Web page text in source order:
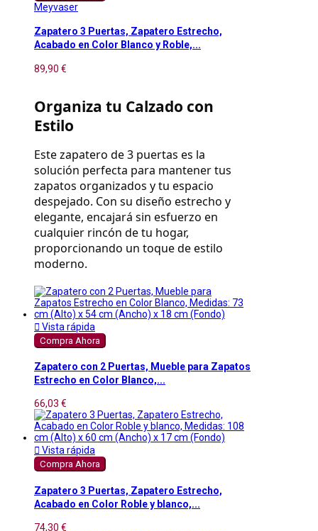
Meyvaser
Zapatero 3 Puertas, Zapatero Estrecho,
Acabado en Color Blanco y Roble,...
89,90 €
Organiza tu Calzado con
Estilo
Este zapatero de 3 puertas es la
solución perfecta para mantener tus
zapatos organizados y tu espacio
despejado. Con su diseño estrecho y
elegante, encajará sin esfuerzo en
cualquier rincón de tu hogar,
proporcionando un toque de estilo
moderno.
 Vista rápida
Compra Ahora
Zapatero con 2 Puertas, Mueble para Zapatos
Estrecho en Color Blanco,...
66,03 €
 Vista rápida
Compra Ahora
Zapatero 3 Puertas, Zapatero Estrecho,
Acabado en Color Roble y blanco,...
74,30 €